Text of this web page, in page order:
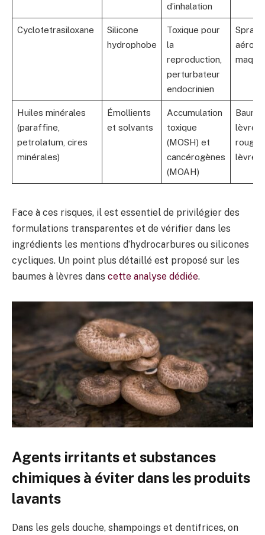
d’inhalation
Cyclotetrasiloxane
Silicone
hydrophobe
Toxique pour
la
reproduction,
perturbateur
endocrinien
Sprays,
Huiles minérales
(paraffine,
petrolatum, cires
minérales)
Émollients
et solvants
Accumulation
toxique
(MOSH) et
cancérogènes
(MOAH)
lèvres,
lèvres
Face à ces risques, il est essentiel de privilégier des
formulations transparentes et de vérifier dans les
ingrédients les mentions d’hydrocarbures ou silicones
cycliques. Un point plus détaillé est proposé sur les
baumes à lèvres dans cette analyse dédiée.
Agents irritants et substances
chimiques à éviter dans les produits
lavants
Dans les gels douche, shampoings et dentifrices, on